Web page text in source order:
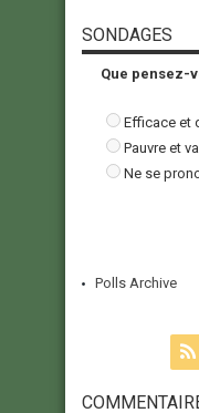
SONDAGES
Que pensez-
Efficace et
Pauvre et
Ne se
Polls Archive